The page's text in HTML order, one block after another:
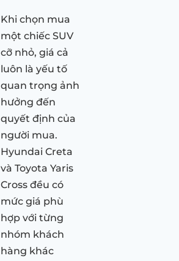
Khi chọn mua
một chiếc SUV
cỡ nhỏ, giá cả
luôn là yếu tố
quan trọng ảnh
hưởng đến
quyết định của
người mua.
Hyundai Creta
và Toyota Yaris
Cross đều có
mức giá phù
hợp với từng
nhóm khách
hàng khác